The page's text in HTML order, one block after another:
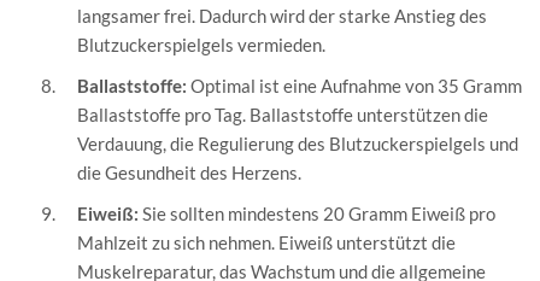
langsamer frei. Dadurch wird der starke Anstieg des
Blutzuckerspielgels vermieden.
Ballaststoffe: Optimal ist eine Aufnahme von 35 Gramm
Ballaststoffe pro Tag. Ballaststoffe unterstützen die
Verdauung, die Regulierung des Blutzuckerspielgels und
die Gesundheit des Herzens.
Eiweiß: Sie sollten mindestens 20 Gramm Eiweiß pro
Mahlzeit zu sich nehmen. Eiweiß unterstützt die
Muskelreparatur, das Wachstum und die allgemeine